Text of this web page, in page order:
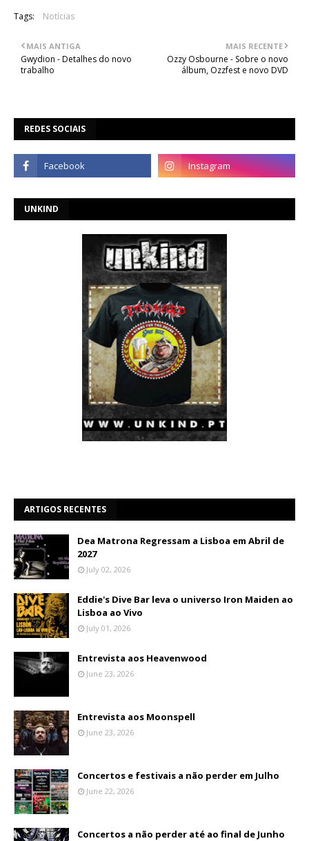
Tags: Notícias
MAIS RECENTE
Ozzy Osbourne - Sobre o novo
álbum, Ozzfest e novo DVD
MAIS ANTIGA
Gwydion - Detalhes do novo
trabalho
REDES SOCIAIS
UNKIND
ARTIGOS RECENTES
Dea Matrona Regressam a Lisboa em Abril de
2027
July 02, 2026
Eddie's Dive Bar leva o universo Iron Maiden ao
Lisboa ao Vivo
July 01, 2026
Entrevista aos Heavenwood
June 23, 2026
Entrevista aos Moonspell
June 23, 2026
Concertos e festivais a não perder em Julho
June 22, 2026
Concertos a não perder até ao final de Junho